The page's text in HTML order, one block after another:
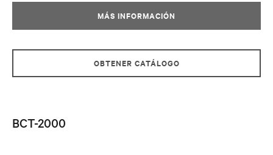
MÁS INFORMACIÓN
OBTENER CATÁLOGO
BCT-2000